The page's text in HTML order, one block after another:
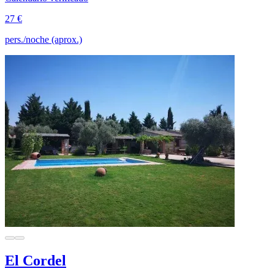
27 €
pers./noche (aprox.)
El Cordel